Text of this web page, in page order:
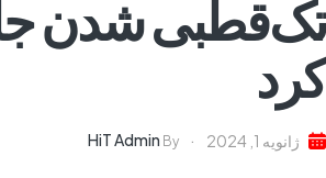
تک‌قطبی شدن
کرد
ژانویه 1, 2024 By
HiT Admin